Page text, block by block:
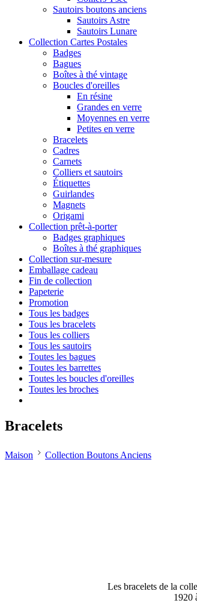
Sautoirs boutons anciens
Sautoirs Astre
Sautoirs Lunare
Collection Cartes Postales
Badges
Bagues
Boîtes à thé vintage
Boucles d'oreilles
En résine
Grandes en verre
Moyennes en verre
Petites en verre
Bracelets
Cadres
Carnets
Colliers et sautoirs
Étiquettes
Guirlandes
Magnets
Origami
Collection prêt-à-porter
Badges graphiques
Boîtes à thé graphiques
Collection sur-mesure
Emballage cadeau
Fin de collection
Papeterie
Promotion
Tous les badges
Tous les bracelets
Tous les colliers
Tous les sautoirs
Toutes les bagues
Toutes les barrettes
Toutes les boucles d'oreilles
Toutes les broches
Bracelets
Maison Collection Boutons Anciens
Les bracelets de la
1920